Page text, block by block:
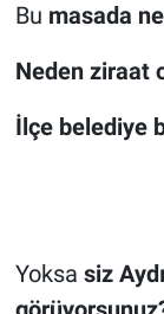
Bu masada
Neden ziraat
İlçe belediye
Yoksa siz